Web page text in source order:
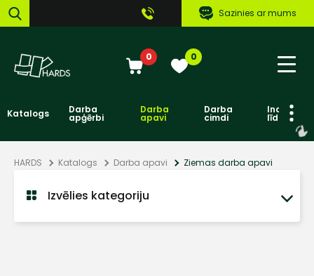
Sazinies ar mums
0 0
Katalogs Darba
apģērbi
Darba
apavi
Darba
cimdi līdzekļi
HARDS Katalogs Darba apavi Ziemas darba apavi
Izvēlies kategoriju